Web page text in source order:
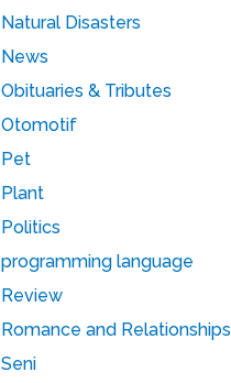
Natural Disasters
News
Obituaries & Tributes
Otomotif
Pet
Plant
Politics
programming language
Review
Romance and Relationships
Seni